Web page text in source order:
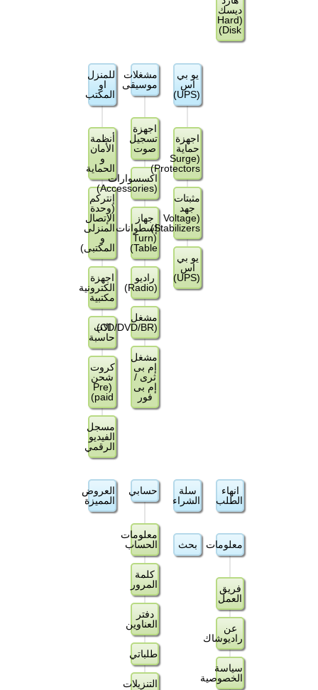
ديسك
(Hard
Disk)
للمنزل
او
المكتب
أنظمة
الأمان
و
الحماية
إنتركم
(وحدة
الإتصال
المنزلى
و
المكتبى)
اجهزة
الكترونية
مكتبية
الات
حاسبة
كروت
شحن
(Pre
paid)
مسجل
الفيديو
الرقمي
مشغلات
موسيقى
اجهزة
تسجيل
صوت
اكسسوارات
(Accessories)
جهاز
إسطوانات
(Turn
Table)
راديو
(Radio)
مشغل
(CD/DVD/BR)
مشغل
إم بى
ثرى /
إم بى
فور
يو بي
اس
(UPS)
اجهزة
حماية
(Surge
Protectors)
مثبتات
جهد
(Voltage
Stabilizers)
يو بي
اس
(UPS)
العروض
المميزة
حسابي
معلومات
الحساب
كلمة
المرور
دفتر
العناوين
طلباتي
التنزيلات
سلة
الشراء
انهاء
الطلب
بحث معلومات
فريق
العمل
عن
راديوشاك
سياسة
الخصوصية